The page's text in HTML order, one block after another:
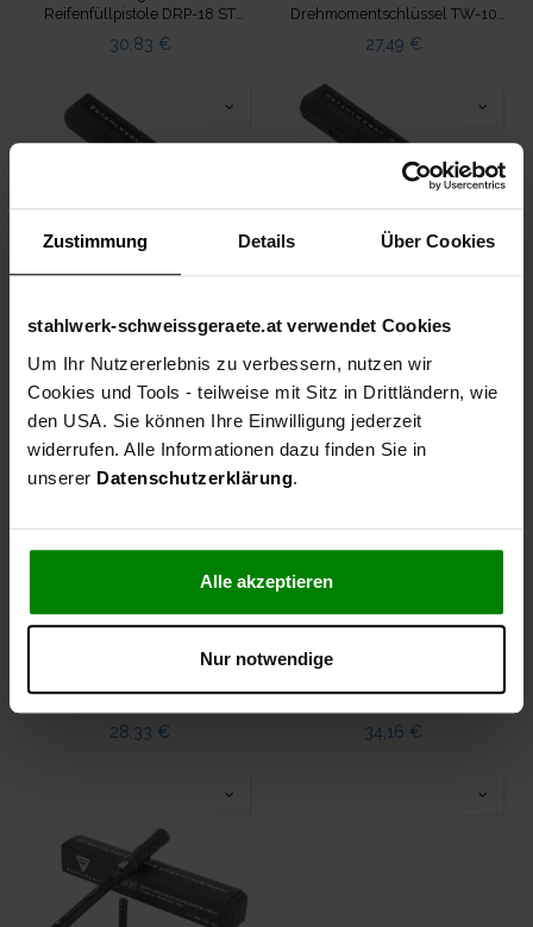
Zustimmung Details Über Cookies
stahlwerk-schweissgeraete.at verwendet Cookies
Um Ihr Nutzererlebnis zu verbessern, nutzen wir
Cookies und Tools - teilweise mit Sitz in Drittländern, wie
den USA. Sie können Ihre Einwilligung jederzeit
widerrufen. Alle Informationen dazu finden Sie in
unserer Datenschutzerklärung.
Alle akzeptieren
Nur notwendige
Reifenfüllpistole DRP-18 ST
Messbereich 0-18 Bar
30,83 €
Drehmomentschlüssel TW-10
ST 1-10 Nm 1/4“ Zoll mit
Mikrometerskala
27,49 €
STAHLWERK
Drehmomentschlüssel TW-140
Umschaltknarre
33,33€
STAHLWERK
Drehmomentschlüssel TW-210
ST 28-210 Nm 1/2“ Zoll mit
Mikrometerskala
23,33€
ST 5-25 Nm 1/4“ Zoll
Umschaltknarre
28,33 €
ST 70-350 Nm 1/2“ Zoll
Umschaltknarre
34,16 €